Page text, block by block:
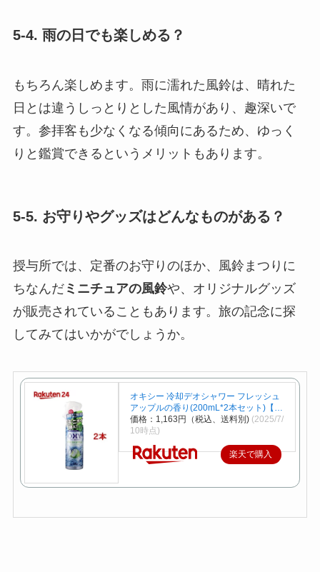
5-4. 雨の日でも楽しめる？
もちろん楽しめます。雨に濡れた風鈴は、晴れた
日とは違うしっとりとした風情があり、趣深いで
す。参拝客も少なくなる傾向にあるため、ゆっく
りと鑑賞できるというメリットもあります。
5-5. お守りやグッズはどんなものがある？
授与所では、定番のお守りのほか、風鈴まつりに
ちなんだミニチュアの風鈴や、オリジナルグッズ
が販売されていることもあります。旅の記念に探
してみてはいかがでしょうか。
オキシー 冷却デオシャワー フレッシュ
アップルの香り(200mL*2本セット)【…
価格：1,163円（税込、送料別) (2025/7/
10時点)
楽天で購入